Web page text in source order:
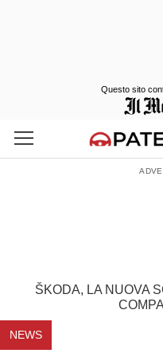
ŠKODA, LA NUOVA
NEWS
Questo sito